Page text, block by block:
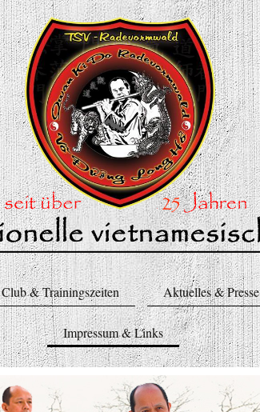
Club & Trainingszeiten Aktuelles & Presse
Impressum & Links